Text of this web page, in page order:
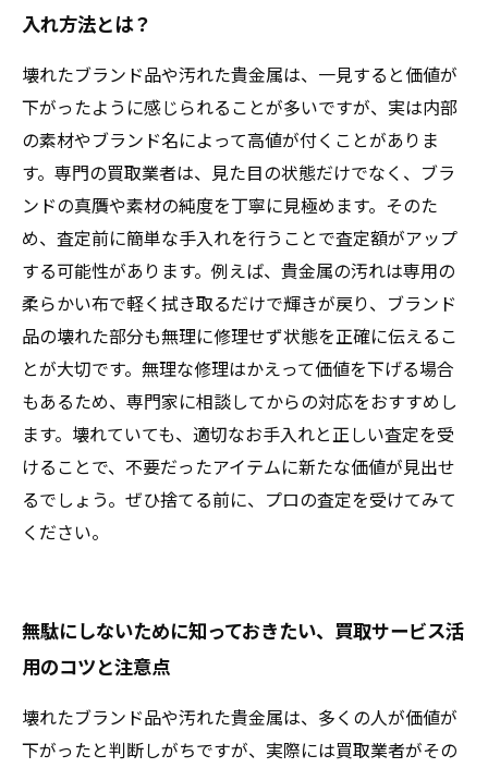
入れ方法とは？
壊れたブランド品や汚れた貴金属は、一見すると価値が
下がったように感じられることが多いですが、実は内部
の素材やブランド名によって高値が付くことがありま
す。専門の買取業者は、見た目の状態だけでなく、ブラ
ンドの真贋や素材の純度を丁寧に見極めます。そのた
め、査定前に簡単な手入れを行うことで査定額がアップ
する可能性があります。例えば、貴金属の汚れは専用の
柔らかい布で軽く拭き取るだけで輝きが戻り、ブランド
品の壊れた部分も無理に修理せず状態を正確に伝えるこ
とが大切です。無理な修理はかえって価値を下げる場合
もあるため、専門家に相談してからの対応をおすすめし
ます。壊れていても、適切なお手入れと正しい査定を受
けることで、不要だったアイテムに新たな価値が見出せ
るでしょう。ぜひ捨てる前に、プロの査定を受けてみて
ください。
無駄にしないために知っておきたい、買取サービス活
用のコツと注意点
壊れたブランド品や汚れた貴金属は、多くの人が価値が
下がったと判断しがちですが、実際には買取業者がその